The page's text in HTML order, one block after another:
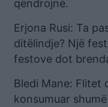
qëndrojnë.
Erjona Rusi: Ta
ditëlindje? Një
festove dot
Bledi Mane: Flitet
konsumuar